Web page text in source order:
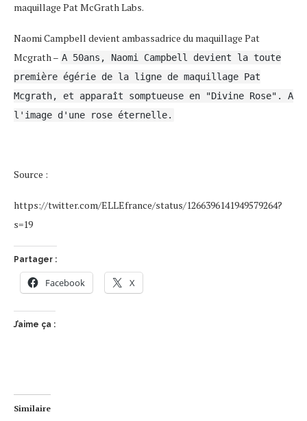
maquillage Pat McGrath Labs.
Naomi Campbell devient ambassadrice du maquillage Pat
Mcgrath – A 50ans, Naomi Campbell devient la toute
première égérie de la ligne de maquillage Pat
Mcgrath, et apparaît somptueuse en "Divine Rose". A
l'image d'une rose éternelle.
Source :
https://twitter.com/ELLEfrance/status/1266396141949579264?
s=19
Partager :
Facebook X
J’aime ça :
Similaire